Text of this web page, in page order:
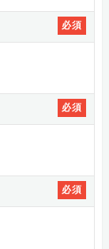
必須
必須
必須